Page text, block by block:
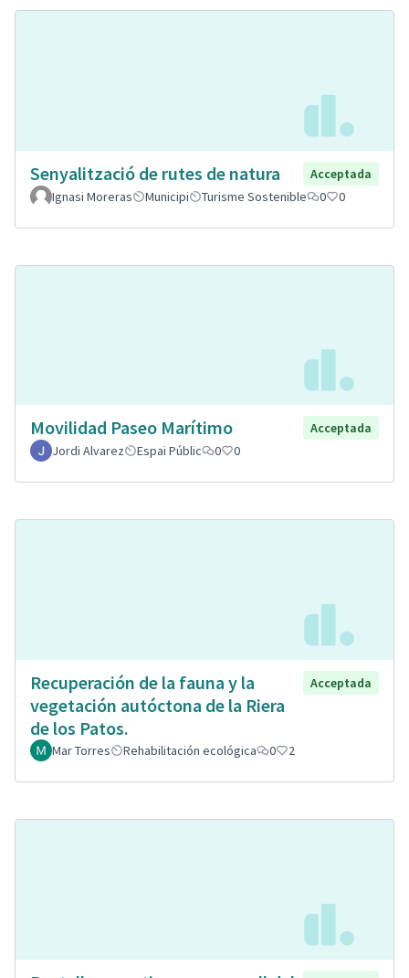
Senyalització de rutes de natura
Acceptada
Ignasi Moreras
Municipi Turisme Sostenible 0 0
Movilidad Paseo Marítimo
Acceptada
Jordi Alvarez
Espai Públic 0 0
Recuperación de la fauna y la
vegetación autóctona de la Riera
de los Patos.
Acceptada
Mar Torres Rehabilitación ecológica 0 2